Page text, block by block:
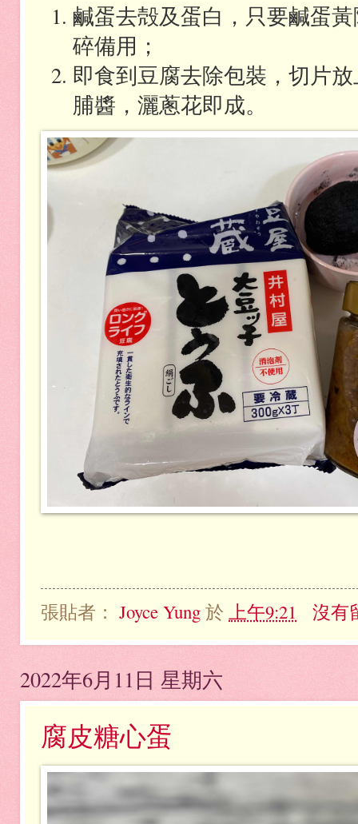
鹹蛋去殻及蛋白，只要鹹蛋
碎備用；
即食到豆腐去除包裝，切片
脯醬，灑蔥花即成。
張貼者： Joyce Yung 於 上午9:21 沒有
2022年6月11日 星期六
腐皮糖心蛋